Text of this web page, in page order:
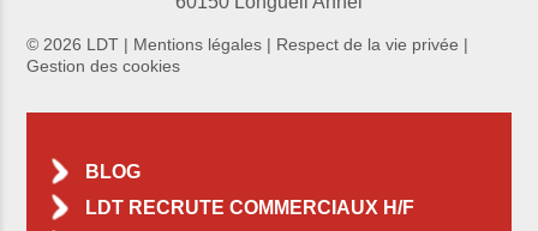
© 2026 LDT | Mentions légales | Respect de la vie privée |
Gestion des cookies
BLOG
LDT RECRUTE COMMERCIAUX H/F